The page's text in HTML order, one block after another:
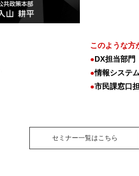
このような方
●DX担当部門
●情報システ
●市民課窓口
セミナー一覧はこちら